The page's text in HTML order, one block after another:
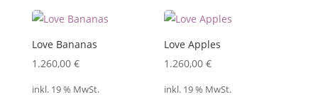
Love Bananas
1.260,00 €
inkl. 19 % MwSt.
Love Apples
1.260,00€
inkl. 19 % MwSt.